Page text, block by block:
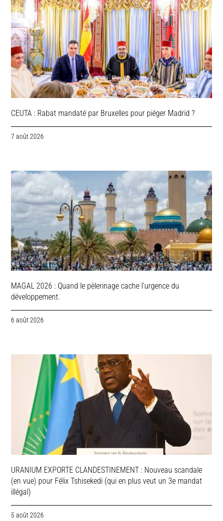
CEUTA : Rabat mandaté par Bruxelles pour piéger Madrid ?
7 août 2026
MAGAL 2026 : Quand le pèlerinage cache l’urgence du
développement.
6 août 2026
URANIUM EXPORTE CLANDESTINEMENT : Nouveau scandale
(en vue) pour Félix Tshisekedi (qui en plus veut un 3e mandat
illégal)
5 août 2026